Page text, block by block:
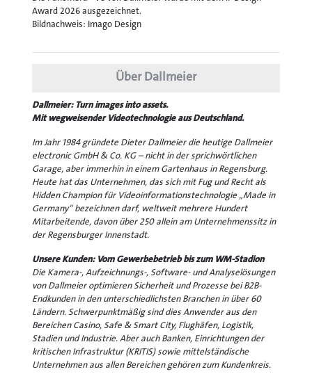
Award 2026 ausgezeichnet.
Bildnachweis: Imago Design
Über Dallmeier
Dallmeier: Turn images into assets.
Mit wegweisender Videotechnologie aus Deutschland.
Im Jahr 1984 gründete Dieter Dallmeier die heutige Dallmeier
electronic GmbH & Co. KG – nicht in der sprichwörtlichen
Garage, aber immerhin in einem Gartenhaus in Regensburg.
Heute hat das Unternehmen, das sich mit Fug und Recht als
Hidden Champion für Videoinformationstechnologie „Made in
Germany“ bezeichnen darf, weltweit mehrere Hundert
Mitarbeitende, davon über 250 allein am Unternehmenssitz in
der Regensburger Innenstadt.
Unsere Kunden: Vom Gewerbebetrieb bis zum WM-Stadion
Die Kamera-, Aufzeichnungs-, Software- und Analyselösungen
von Dallmeier optimieren Sicherheit und Prozesse bei B2B-
Endkunden in den unterschiedlichsten Branchen in über 60
Ländern. Schwerpunktmäßig sind dies Anwender aus den
Bereichen Casino, Safe & Smart City, Flughäfen, Logistik,
Stadien und Industrie. Aber auch Banken, Einrichtungen der
kritischen Infrastruktur (KRITIS) sowie mittelständische
Unternehmen aus allen Bereichen gehören zum Kundenkreis.